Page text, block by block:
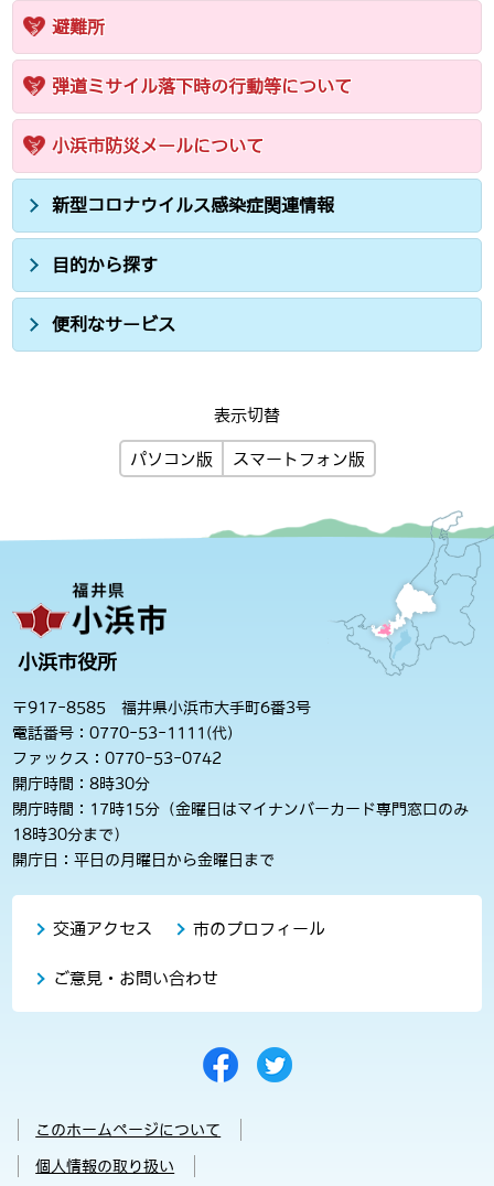
避難所
弾道ミサイル落下時の行動等について
小浜市防災メールについて
新型コロナウイルス感染症関連情報
目的から探す
便利なサービス
表示切替
パソコン版 スマートフォン版
小浜市役所
〒917-8585 福井県小浜市大手町6番3号
電話番号：0770-53-1111(代)
ファックス：0770-53-0742
開庁時間：8時30分
閉庁時間：17時15分（金曜日はマイナンバーカード専門窓口のみ
18時30分まで）
開庁日：平日の月曜日から金曜日まで
交通アクセス 市のプロフィール
ご意見・お問い合わせ
このホームページについて
個人情報の取り扱い